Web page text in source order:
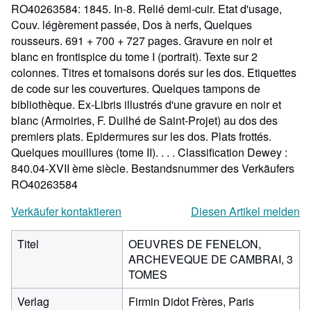
RO40263584: 1845. In-8. Relié demi-cuir. Etat d'usage,
Couv. légèrement passée, Dos à nerfs, Quelques
rousseurs. 691 + 700 + 727 pages. Gravure en noir et
blanc en frontispice du tome I (portrait). Texte sur 2
colonnes. Titres et tomaisons dorés sur les dos. Etiquettes
de code sur les couvertures. Quelques tampons de
bibliothèque. Ex-Libris illustrés d'une gravure en noir et
blanc (Armoiries, F. Duilhé de Saint-Projet) au dos des
premiers plats. Epidermures sur les dos. Plats frottés.
Quelques mouillures (tome II). . . . Classification Dewey :
840.04-XVII ème siècle. Bestandsnummer des Verkäufers
RO40263584
Verkäufer kontaktieren
Diesen Artikel melden
Titel
OEUVRES DE FENELON,
ARCHEVEQUE DE CAMBRAI, 3
TOMES
Verlag
Firmin Didot Frères, Paris